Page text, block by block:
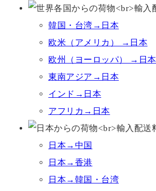
韓国・台湾→日本
欧米（アメリカ） →日本
欧州（ヨーロッパ） →日本
東南アジア→日本
インド→日本
アフリカ→日本
日本→中国
日本→香港
日本→韓国・台湾